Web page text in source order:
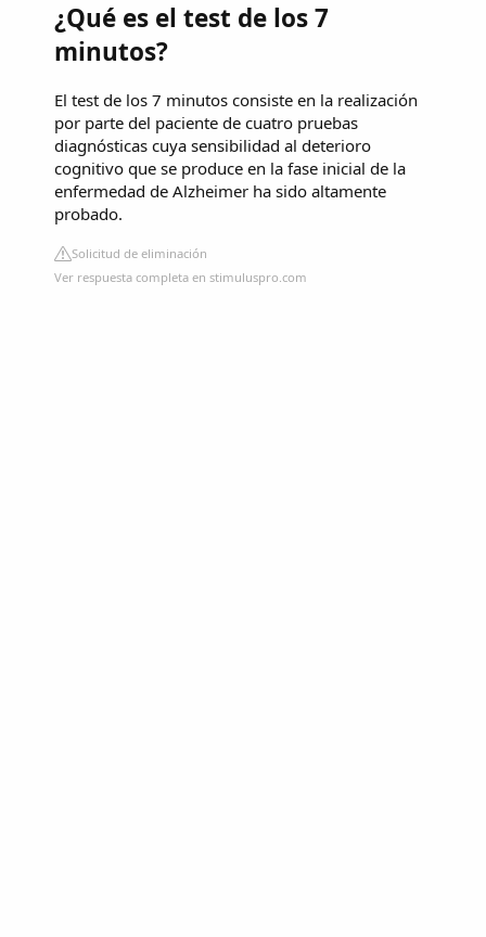
¿Qué es el test de los 7
minutos?
El test de los 7 minutos consiste en la realización
por parte del paciente de cuatro pruebas
diagnósticas cuya sensibilidad al deterioro
cognitivo que se produce en la fase inicial de la
enfermedad de Alzheimer ha sido altamente
probado.
Solicitud de eliminación
Ver respuesta completa en stimuluspro.com